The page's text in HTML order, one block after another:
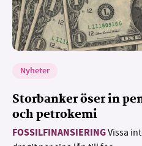
Nyheter
Storbanker öser in
och petrokemi
FOSSILFINANSIERINGVissa